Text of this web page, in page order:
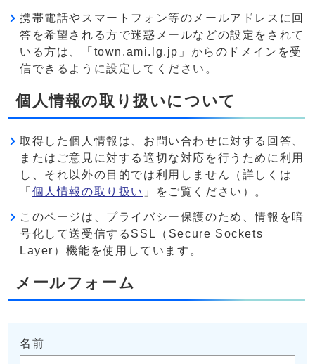
携帯電話やスマートフォン等のメールアドレスに回
答を希望される方で迷惑メールなどの設定をされて
いる方は、「town.ami.lg.jp」からのドメインを受
信できるように設定してください。
個人情報の取り扱いについて
取得した個人情報は、お問い合わせに対する回答、
またはご意見に対する適切な対応を行うために利用
し、それ以外の目的では利用しません（詳しくは
「 個人情報の取り扱い 」をご覧ください）。
このページは、プライバシー保護のため、情報を暗
号化して送受信するSSL（Secure Sockets
Layer）機能を使用しています。
メールフォーム
名前